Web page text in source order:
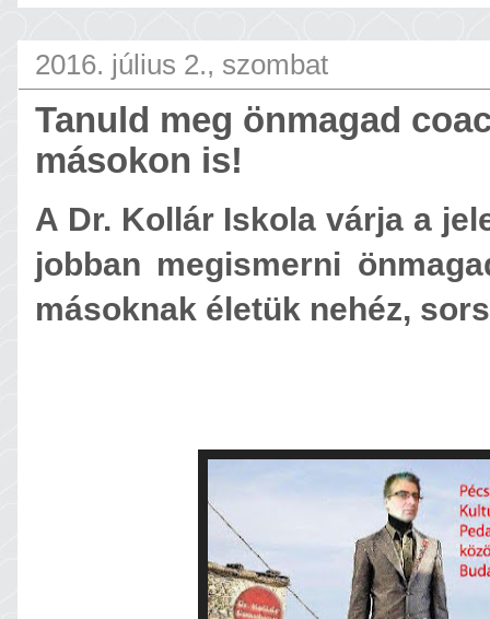
2016. július 2., szombat
Tanuld meg önmagad
másokon is!
A Dr. Kollár Iskola várja a
jobban megismerni
másoknak életük nehéz,